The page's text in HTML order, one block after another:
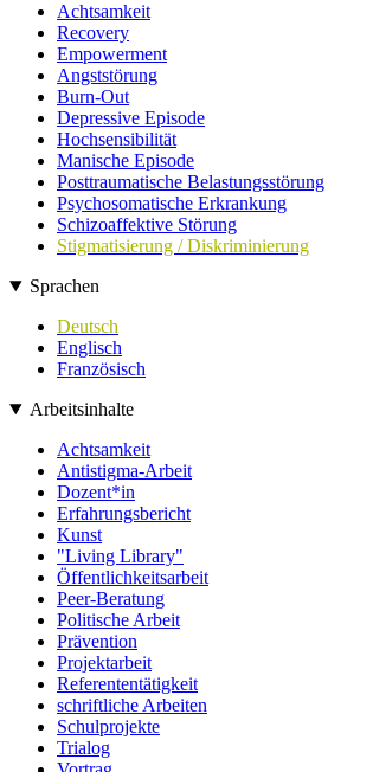
Achtsamkeit
Recovery
Empowerment
Angststörung
Burn-Out
Depressive Episode
Hochsensibilität
Manische Episode
Posttraumatische Belastungsstörung
Psychosomatische Erkrankung
Schizoaffektive Störung
Stigmatisierung / Diskriminierung
Sprachen
Deutsch
Englisch
Französisch
Arbeitsinhalte
Achtsamkeit
Antistigma-Arbeit
Dozent*in
Erfahrungsbericht
Kunst
"Living Library"
Öffentlichkeitsarbeit
Peer-Beratung
Politische Arbeit
Prävention
Projektarbeit
Referententätigkeit
schriftliche Arbeiten
Schulprojekte
Trialog